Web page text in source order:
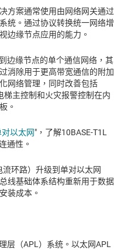
方案通常使用由网络网关通过
统。通过协议转换统一网络增
边缘节点应用的能力。
边缘节点的单个通信网络，其
消除用于更高带宽通信的附加
网络管理，同时改善包括
梯主控制和火灾报警控制在内
。
以太网"，了解10BASE-T1L
通性。
环路）升级到单对以太网
线基础体系结构重新用于数据
装成本。
层（APL）系统。以太网APL